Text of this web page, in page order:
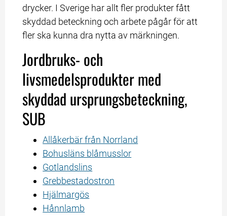
drycker. I Sverige har allt fler produkter fått
skyddad beteckning och arbete pågår för att
fler ska kunna dra nytta av märkningen.
Jordbruks- och
livsmedelsprodukter med
skyddad ursprungsbeteckning,
SUB
Allåkerbär från Norrland
Bohusläns blåmusslor
Gotlandslins
Grebbestadostron
Hjälmargös
Hånnlamb